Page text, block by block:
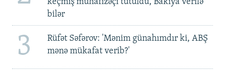
bilər
3
Rüfət Səfərov: 'Mənim günahımdır ki, ABŞ
mənə mükafat verib?'